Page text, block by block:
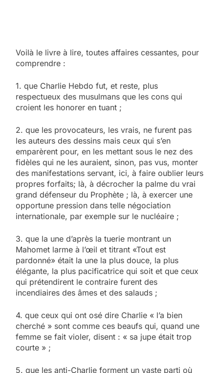
Voilà le livre à lire, toutes affaires cessantes, pour
comprendre :
1. que Charlie Hebdo fut, et reste, plus
respectueux des musulmans que les cons qui
croient les honorer en tuant ;
2. que les provocateurs, les vrais, ne furent pas
les auteurs des dessins mais ceux qui s’en
emparèrent pour, en les mettant sous le nez des
fidèles qui ne les auraient, sinon, pas vus, monter
des manifestations servant, ici, à faire oublier leurs
propres forfaits; là, à décrocher la palme du vrai
grand défenseur du Prophète ; là, à exercer une
opportune pression dans telle négociation
internationale, par exemple sur le nucléaire ;
3. que la une d’après la tuerie montrant un
Mahomet larme à l’œil et titrant «Tout est
pardonné» était la une la plus douce, la plus
élégante, la plus pacificatrice qui soit et que ceux
qui prétendirent le contraire furent des
incendiaires des âmes et des salauds ;
4. que ceux qui ont osé dire Charlie « l’a bien
cherché » sont comme ces beaufs qui, quand une
femme se fait violer, disent : « sa jupe était trop
courte » ;
5. que les anti-Charlie forment un vaste parti où